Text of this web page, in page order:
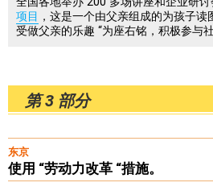
项目 ，这是一个由父亲组成的为孩子
受做父亲的乐趣 “为座右铭，积极参与社
第 3 部分
东京
使用 “劳动力改革 “措施。